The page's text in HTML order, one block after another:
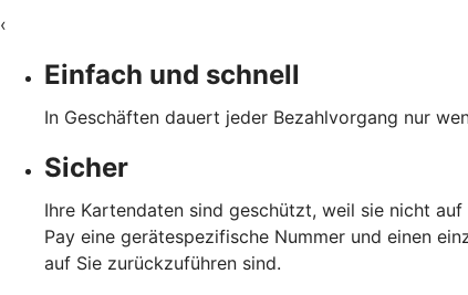
‹
Einfach und schnell
In Geschäften dauert jeder Bezahlvorgang nur
Sicher
Ihre Kartendaten sind geschützt, weil sie nicht
Pay eine gerätespezifische Nummer und einen
auf Sie zurückzuführen sind.